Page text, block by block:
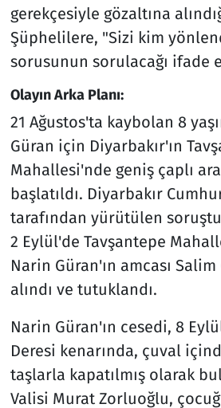
gerekçesiyle gözaltına
Şüphelilere, "Sizi kim
sorusunun sorulacağı ifade
Olayın Arka Planı:
21 Ağustos'ta kaybolan 8
Güran için Diyarbakır'ın
Mahallesi'nde geniş çaplı
başlatıldı. Diyarbakır
tarafından yürütülen
2 Eylül'de Tavşantepe
Narin Güran'ın amcası
alındı ve tutuklandı.
Narin Güran'ın cesedi, 8
Deresi kenarında, çuval
taşlarla kapatılmış olarak
Valisi Murat Zorluoğlu,